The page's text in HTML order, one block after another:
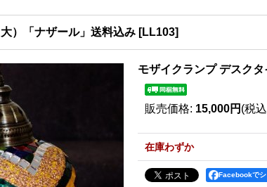
）「ナザール」送料込み [LL103]
モザイクランプ デスク
販売価格: 15,000円 (税
在庫わずか
Facebookでシ